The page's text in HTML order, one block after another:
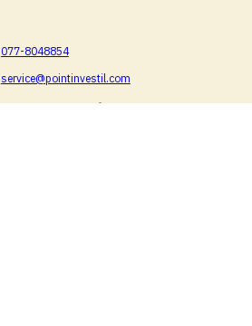
077-8048854
service@pointinvestil.com
נגבה 3, עיר עתיקה באר שבע